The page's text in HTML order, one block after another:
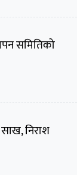
समितिको
निराश